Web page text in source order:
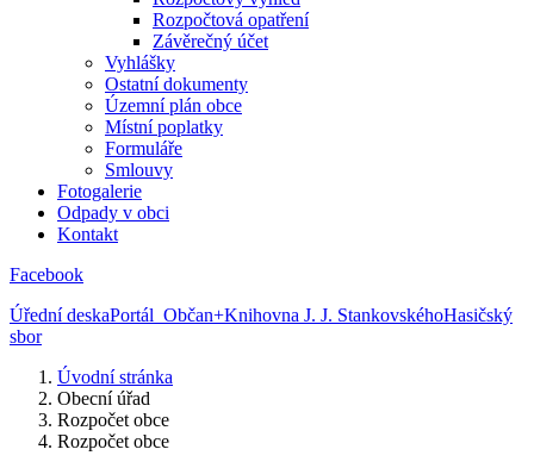
Rozpočtová opatření
Závěrečný účet
Vyhlášky
Ostatní dokumenty
Územní plán obce
Místní poplatky
Formuláře
Smlouvy
Fotogalerie
Odpady v obci
Kontakt
Facebook
Úřední deskaPortál Občan+Knihovna J. J. StankovskéhoHasičský
sbor
Úvodní stránka
Obecní úřad
Rozpočet obce
Rozpočet obce